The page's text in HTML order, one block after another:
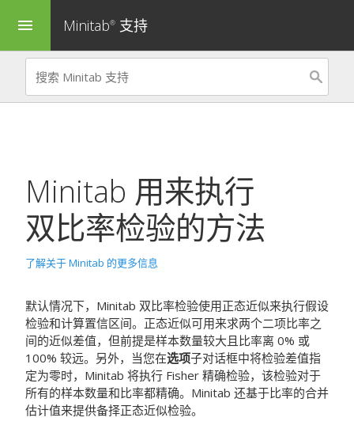
menu Minitab® 支持
Minitab 用来执行
双比率检验的方法
了解关于 Minitab 的更多信息
默认情况下，Minitab 双比率检验使用正态近似来执行假设
检验和计算置信区间。正态近似可用来求两个二项比率之
间的近似差值，但前提是样本数量较大且比率离 0% 或
100% 较远。另外，当您在选项子对话框中将检验差值指
定为零时，Minitab 将执行 Fisher 精确检验，该检验对于
所有的样本数量和比率都精确。Minitab 还基于比率的合并
估计值来提供备择正态近似检验。